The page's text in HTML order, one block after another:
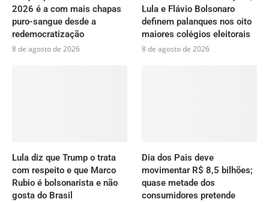
2026 é a com mais chapas
puro-sangue desde a
redemocratização
8 de agosto de 2026
Lula e Flávio Bolsonaro
definem palanques nos oito
maiores colégios eleitorais
8 de agosto de 2026
Lula diz que Trump o trata
com respeito e que Marco
Rubio é bolsonarista e não
gosta do Brasil
Dia dos Pais deve
movimentar R$ 8,5 bilhões;
quase metade dos
consumidores pretende